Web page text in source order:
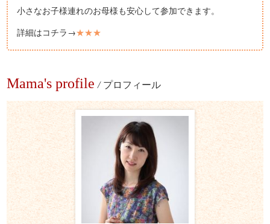
小さなお子様連れのお母様も安心して参加できます。
詳細はコチラ→★★★
Mama's profile / プロフィール